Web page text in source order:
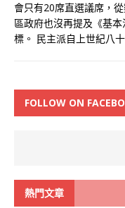
會只有20席直選議席，
區政府也沒再提及《基
標。 民主派自上世紀八十
FOLLOW ON
熱門文章